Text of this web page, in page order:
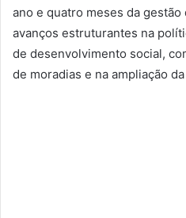
ano e quatro meses da
avanços estruturantes na
de desenvolvimento social,
de moradias e na ampliação